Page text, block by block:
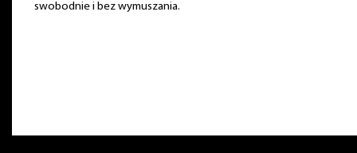
swobodnie i bez wymuszania.